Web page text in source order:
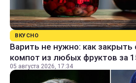
ВКУСНО
Варить не нужно: как
компот из любых фруктов за
05 августа 2026, 17:34